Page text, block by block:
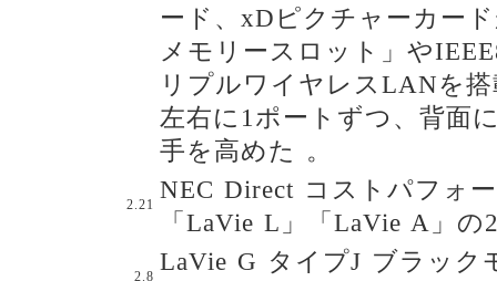
ード、xDピクチャーカー
メモリースロット」や
リプルワイヤレスLANを
左右に1ポートずつ、背面
手を高めた 。
2.21
NEC Direct コストパフォ
「LaVie L」「LaVie A」の
2.8
LaVie G タイプJ ブラック